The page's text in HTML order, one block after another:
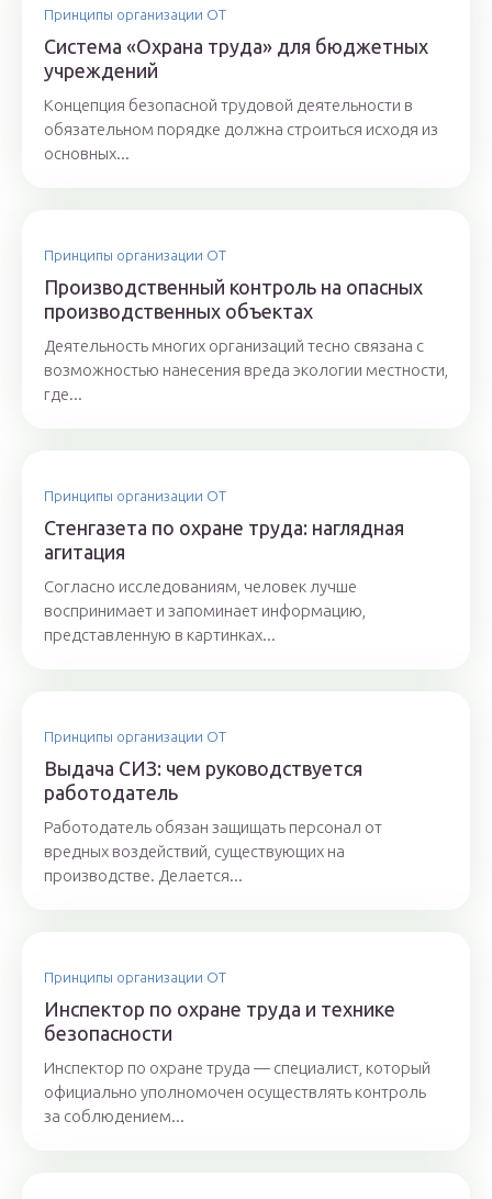
Принципы организации ОТ
Система «Охрана труда» для бюджетных
учреждений
Концепция безопасной трудовой деятельности в
обязательном порядке должна строиться исходя из
основных...
Принципы организации ОТ
Производственный контроль на опасных
производственных объектах
Деятельность многих организаций тесно связана с
возможностью нанесения вреда экологии местности,
где...
Принципы организации ОТ
Стенгазета по охране труда: наглядная
агитация
Согласно исследованиям, человек лучше
воспринимает и запоминает информацию,
представленную в картинках...
Принципы организации ОТ
Выдача СИЗ: чем руководствуется
работодатель
Работодатель обязан защищать персонал от
вредных воздействий, существующих на
производстве. Делается...
Принципы организации ОТ
Инспектор по охране труда и технике
безопасности
Инспектор по охране труда — специалист, который
официально уполномочен осуществлять контроль
за соблюдением...